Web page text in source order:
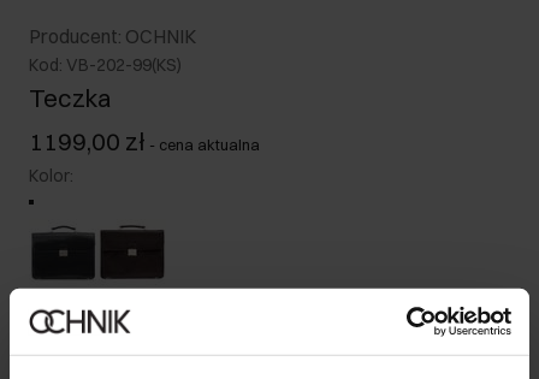
Producent: OCHNIK
Kod: VB-202-99(KS)
Teczka
1199,00 zł - cena aktualna
Kolor:
Wysyłka w 1 dzień roboczy
Opis produktu